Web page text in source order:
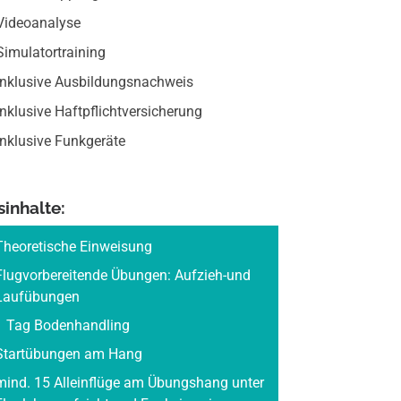
Ausbildungsnachweis
Haftpflichtversicherung
Funkgeräte
Einweisung
Übungen: Aufzieh-und
Tag Bodenhandling
am Hang
15 Alleinflüge am Übungshang unter